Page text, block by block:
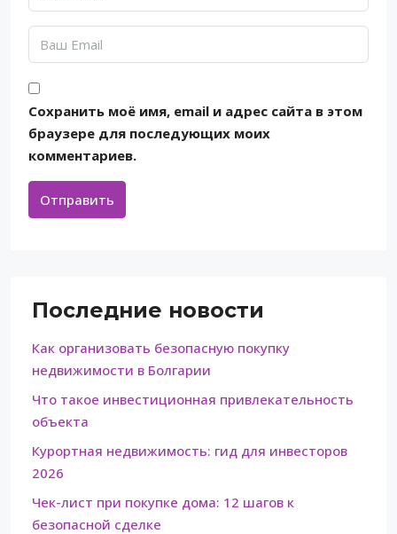
Сохранить моё имя, email и адрес сайта в этом
браузере для последующих моих
комментариев.
Отправить
Последние новости
Как организовать безопасную покупку
недвижимости в Болгарии
Что такое инвестиционная привлекательность
объекта
Курортная недвижимость: гид для инвесторов
2026
Чек-лист при покупке дома: 12 шагов к
безопасной сделке